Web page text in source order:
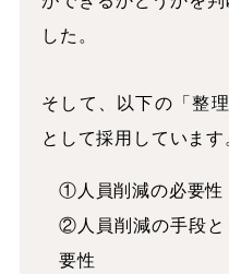
した。
そして、以下の「整
として採用しています
①人員削減の必要性
②人員削減の手段と
要性